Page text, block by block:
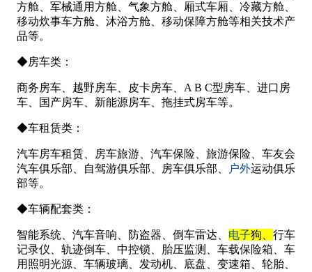
方舱、军械通用方舱、气象方舱、厢式车厢、冷藏方舱、
移动炊事车方舱、沐浴方舱、移动保障方舱等相关技术产
品等。
◆房车类：
商务房车、越野房车、皮卡房车、 A B C型房车、进口房
车、国产房车、新能源房车、拖挂式房车等。
◆车租赁类：
汽车房车租赁、房车旅游、汽车保险、旅游保险、车友会
汽车俱乐部、自驾游俱乐部、房车俱乐部、
户外运动俱乐
部等。
◆车辆配套类：
智能系统、汽车音响、防盗器、倒车雷达、 电子狗、 行车
记录仪、轨迹倒车、中控锁、胎压监测、车载保险箱、车
用照明光源、车辆玻璃、发动机、底盘、变速箱、轮胎、